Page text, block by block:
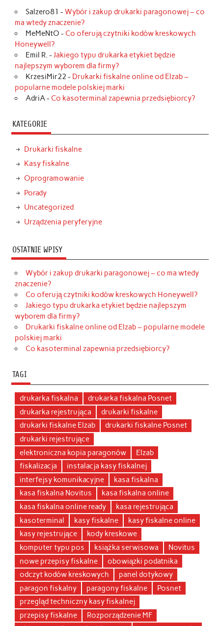
Salzero81 - Wybór i zakup drukarki paragonowej – co
ma wtedy znaczenie?
MeMeNtO - Co oferują czytniki kodów kreskowych
Honeywell?
Emil R. - Jakiego typu drukarka etykiet będzie
najlepszym wyborem dla firmy?
KrzesiMir22 - Drukarki fiskalne online od Elzab –
popularne modele polskiej marki
AdriA- Co kasoterminal zapewnia przedsiębiorcy?
KATEGORIE
Drukarki fiskalne
Kasy fiskalne
Oprogramowanie
Porady
Uncategorized
Urządzenia peryferyjne
OSTATNIE WPISY
Wybór i zakup drukarki paragonowej – co ma wtedy
znaczenie?
Co oferują czytniki kodów kreskowych Honeywell?
Jakiego typu drukarka etykiet będzie najlepszym
wyborem dla firmy?
Drukarki fiskalne online od Elzab – popularne modele
polskiej marki
Co kasoterminal zapewnia przedsiębiorcy?
TAGI
drukarka fiskalna
drukarka fiskalna Posnet
drukarka rejestrująca
drukarki fiskalne
drukarki fiskalne Elzab
drukarki fiskalne Posnet
drukarki rejestrujące
elektroniczna kopia paragonów
Elzab
fiskalizacja
instalacja kasy fiskalnej
interfejsy komunikacyjne
kasa fiskalna
kasa fiskalna Novitus
kasa fiskalna online
kasa fiskalna online ready
kasa rejestrująca
kasoterminal
kasy fiskalne
kasy fiskalne online
kasy rejestrujące
kody kreskowe
komputer typu pos
książka serwisowa
Novitus
nowe przepisy fiskalne
obowiązki podatnika
odczyt kodów kreskowych
panel dotykowy
paragon fiskalny
paragony fiskalne
Posnet
przegląd techniczny kasy fiskalnej
przepisy fiskalne
Rozporządzenie MF